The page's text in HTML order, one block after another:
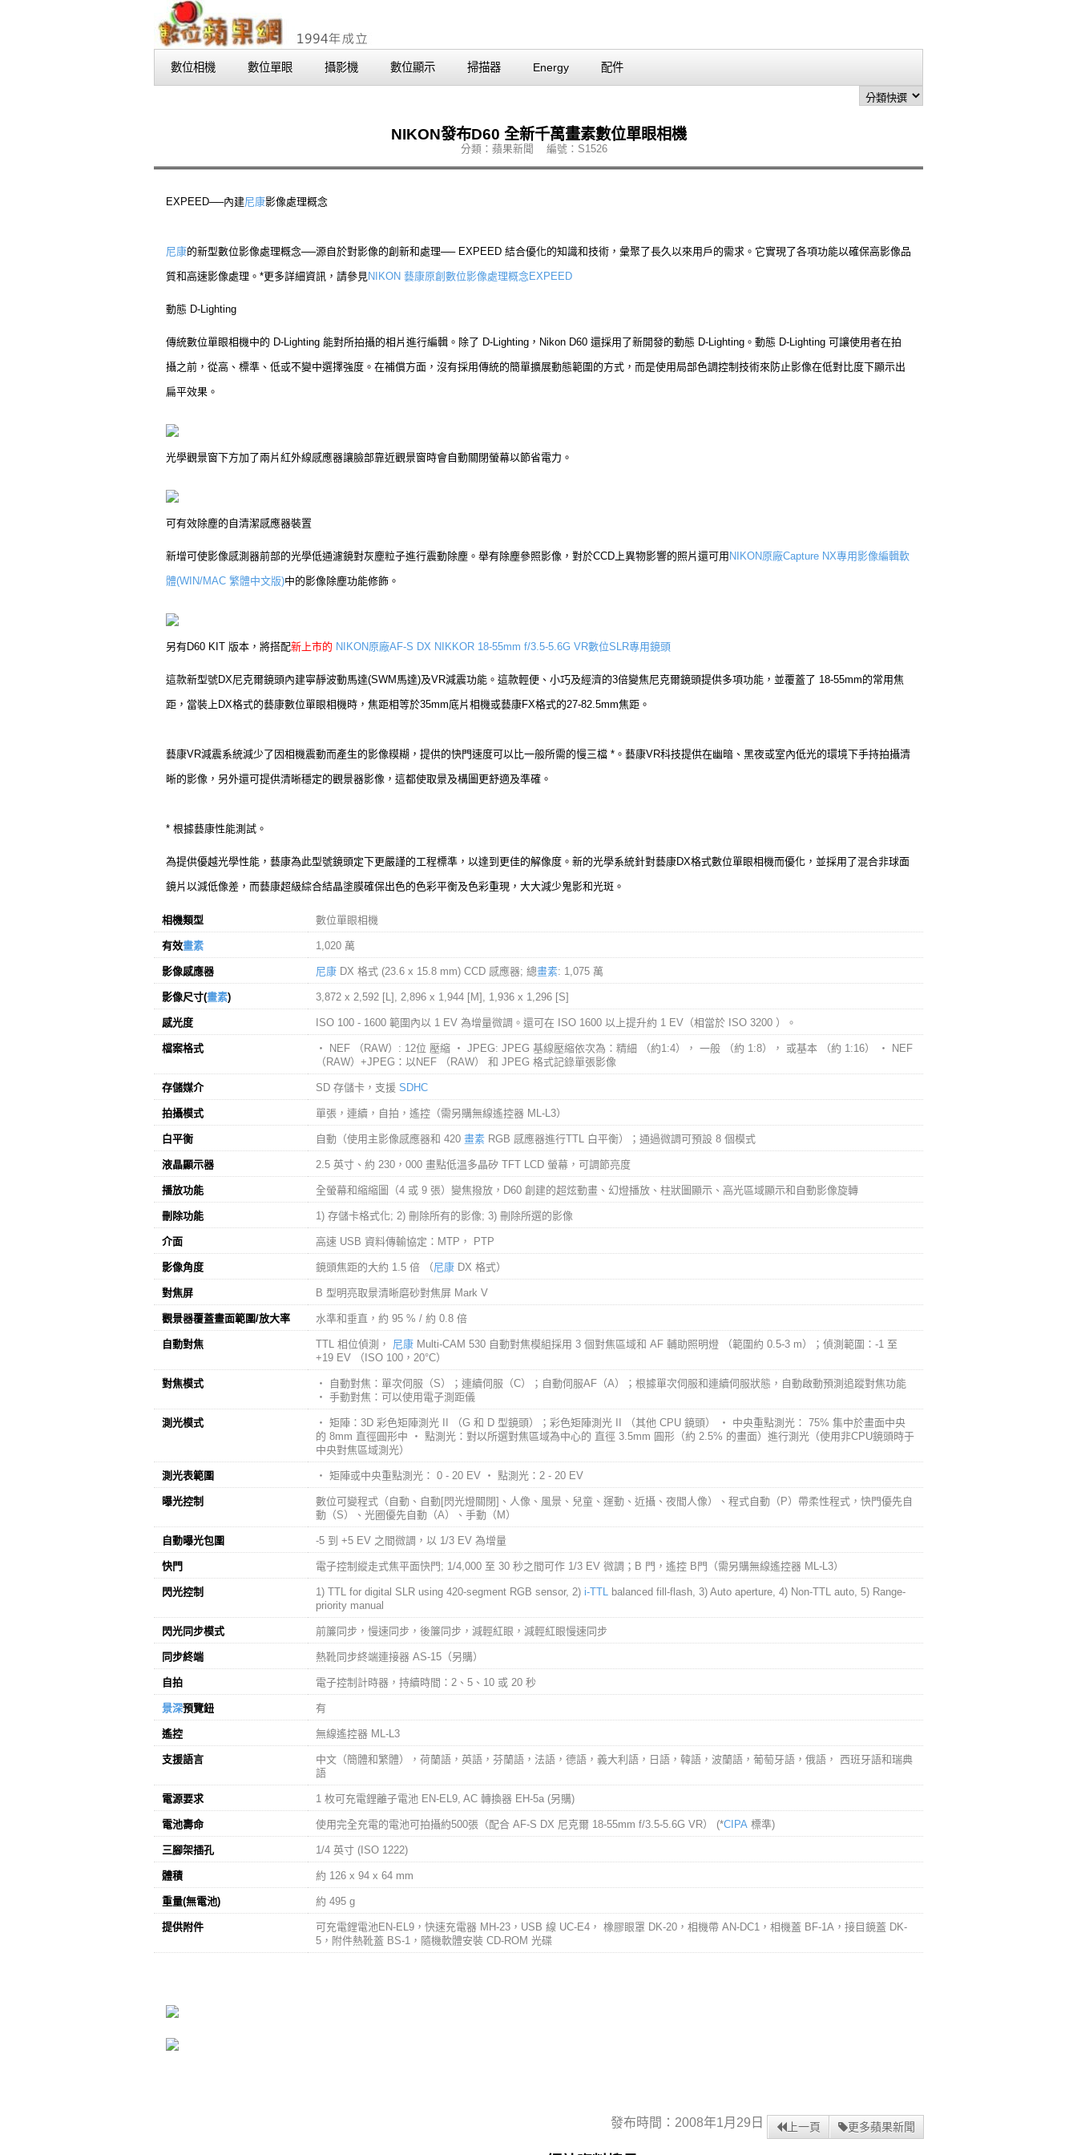
數位相機 數位單眼 攝影機 數位顯示 掃描器 Energy 配件
NIKON發布D60 全新千萬畫素數位單眼相機
分類：蘋果新聞 編號：S1526
EXPEED──內建尼康影像處理概念
尼康的新型數位影像處理概念──源自於對影像的創新和處理── EXPEED 結合優化的知識和技術，彙聚了長久以來用戶的需求。它實現了各項功能以確保高影像品
質和高速影像處理。*更多詳細資訊，請參見NIKON 藝康原創數位影像處理概念EXPEED
動態 D-Lighting
傳統數位單眼相機中的 D-Lighting 能對所拍攝的相片進行編輯。除了 D-Lighting，Nikon D60 還採用了新開發的動態 D-Lighting。動態 D-Lighting 可讓使用者在拍
攝之前，從高、標準、低或不變中選擇強度。在補償方面，沒有採用傳統的簡單擴展動態範圍的方式，而是使用局部色調控制技術來防止影像在低對比度下顯示出
扁平效果。
光學觀景窗下方加了兩片紅外線感應器讓臉部靠近觀景窗時會自動關閉螢幕以節省電力。
可有效除塵的自清潔感應器裝置
新增可使影像感測器前部的光學低通濾鏡對灰塵粒子進行震動除塵。舉有除塵參照影像，對於CCD上異物影響的照片還可用 NIKON原廠Capture NX專用影像編輯軟
體(WIN/MAC 繁體中文版)中的影像除塵功能修飾。
另有D60 KIT 版本，將搭配新上市的 NIKON原廠AF-S DX NIKKOR 18-55mm f/3.5-5.6G VR數位SLR專用鏡頭
這款新型號DX尼克爾鏡頭內建寧靜波動馬達(SWM馬達)及VR減震功能。這款輕便、小巧及經濟的3倍變焦尼克爾鏡頭提供多項功能，並覆蓋了 18-55mm的常用焦
距，當裝上DX格式的藝康數位單眼相機時，焦距相等於35mm底片相機或藝康FX格式的27-82.5mm焦距。
藝康VR減震系統減少了因相機震動而產生的影像糢糊，提供的快門速度可以比一般所需的慢三檔 *。藝康VR科技提供在幽暗、黑夜或室內低光的環境下手持拍攝清
晰的影像，另外還可提供清晰穩定的觀景器影像，這都使取景及構圖更舒適及準確。
* 根據藝康性能測試。
為提供優越光學性能，藝康為此型號鏡頭定下更嚴謹的工程標準，以達到更佳的解像度。新的光學系統針對藝康DX格式數位單眼相機而優化，並採用了混合非球面
鏡片以減低像差，而藝康超級綜合結晶塗膜確保出色的色彩平衡及色彩重現，大大減少鬼影和光斑。
相機類型 數位單眼相機
有效畫素 1,020 萬
影像感應器 尼康 DX 格式 (23.6 x 15.8 mm) CCD 感應器; 總畫素: 1,075 萬
影像尺寸(畫素) 3,872 x 2,592 [L], 2,896 x 1,944 [M], 1,936 x 1,296 [S]
感光度 ISO 100 - 1600 範圍內以 1 EV 為增量微調。還可在 ISO 1600 以上提升約 1 EV（相當於 ISO 3200 ）。
檔案格式
‧ NEF （RAW）: 12位 壓縮 ‧ JPEG: JPEG 基線壓縮依次為：精細 （約1:4）， 一般 （約 1:8）， 或基本 （約 1:16） ‧ NEF
（RAW）+JPEG：以NEF （RAW） 和 JPEG 格式記錄單張影像
存儲媒介 SD 存儲卡，支援 SDHC
拍攝模式 單張，連續，自拍，遙控（需另購無線遙控器 ML-L3）
白平衡 自動（使用主影像感應器和 420 畫素 RGB 感應器進行TTL 白平衡）；通過微調可預設 8 個模式
液晶顯示器 2.5 英寸、約 230，000 畫點低溫多晶矽 TFT LCD 螢幕，可調節亮度
播放功能 全螢幕和縮縮圖（4 或 9 張）變焦撥放，D60 創建的超炫動畫、幻燈播放、柱狀圖顯示、高光區域顯示和自動影像旋轉
刪除功能 1) 存儲卡格式化; 2) 刪除所有的影像; 3) 刪除所選的影像
介面 高速 USB 資料傳輸協定：MTP， PTP
影像角度 鏡頭焦距的大約 1.5 倍 （尼康 DX 格式）
對焦屏 B 型明亮取景清晰磨砂對焦屏 Mark V
觀景器覆蓋畫面範圍/放大率 水準和垂直，約 95 % / 約 0.8 倍
自動對焦 TTL 相位偵測， 尼康 Multi-CAM 530 自動對焦模組採用 3 個對焦區域和 AF 輔助照明燈 （範圍約 0.5-3 m）；偵測範圍：-1 至
+19 EV （ISO 100，20°C）
對焦模式
‧ 自動對焦：單次伺服（S）；連續伺服（C）；自動伺服AF（A）；根據單次伺服和連續伺服狀態，自動啟動預測追蹤對焦功能
‧ 手動對焦：可以使用電子測距儀
測光模式
‧ 矩陣：3D 彩色矩陣測光 II （G 和 D 型鏡頭）；彩色矩陣測光 II （其他 CPU 鏡頭） ‧ 中央重點測光： 75% 集中於畫面中央
的 8mm 直徑圓形中 ‧ 點測光：對以所選對焦區域為中心的 直徑 3.5mm 圓形（約 2.5% 的畫面）進行測光（使用非CPU鏡頭時于
中央對焦區域測光）
測光表範圍 ‧ 矩陣或中央重點測光： 0 - 20 EV ‧ 點測光：2 - 20 EV
曝光控制
數位可變程式（自動、自動[閃光燈關閉]、人像、風景、兒童、運動、近攝、夜間人像）、程式自動（P）帶柔性程式，快門優先自
動（S）、光圈優先自動（A）、手動（M）
自動曝光包圍 -5 到 +5 EV 之間微調，以 1/3 EV 為增量
快門 電子控制縱走式焦平面快門; 1/4,000 至 30 秒之間可作 1/3 EV 微調；B 門，遙控 B門（需另購無線遙控器 ML-L3）
閃光控制 1) TTL for digital SLR using 420-segment RGB sensor, 2) i-TTL balanced fill-flash, 3) Auto aperture, 4) Non-TTL auto, 5) Range-
priority manual
閃光同步模式 前簾同步，慢速同步，後簾同步，減輕紅眼，減輕紅眼慢速同步
同步終端 熱靴同步終端連接器 AS-15（另購）
自拍 電子控制計時器，持續時間：2、5、10 或 20 秒
景深預覽鈕 有
遙控 無線遙控器 ML-L3
支援語言
中文（簡體和繁體），荷蘭語，英語，芬蘭語，法語，德語，義大利語，日語，韓語，波蘭語，葡萄牙語，俄語， 西班牙語和瑞典
語
電源要求 1 枚可充電鋰離子電池 EN-EL9, AC 轉換器 EH-5a (另購)
電池壽命 使用完全充電的電池可拍攝約500張（配合 AF-S DX 尼克爾 18-55mm f/3.5-5.6G VR） (*CIPA 標準)
三腳架插孔 1/4 英寸 (ISO 1222)
體積 約 126 x 94 x 64 mm
重量(無電池) 約 495 g
提供附件
可充電鋰電池EN-EL9，快速充電器 MH-23，USB 線 UC-E4， 橡膠眼罩 DK-20，相機帶 AN-DC1，相機蓋 BF-1A，接目鏡蓋 DK-
5，附件熱靴蓋 BS-1，隨機軟體安裝 CD-ROM 光碟
發布時間：2008年1月29日 上一頁 更多蘋果新聞